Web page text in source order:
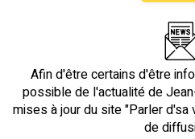
Afin d'être certains d'être
possible de l'actualité de
mises à jour du site "Parler
de